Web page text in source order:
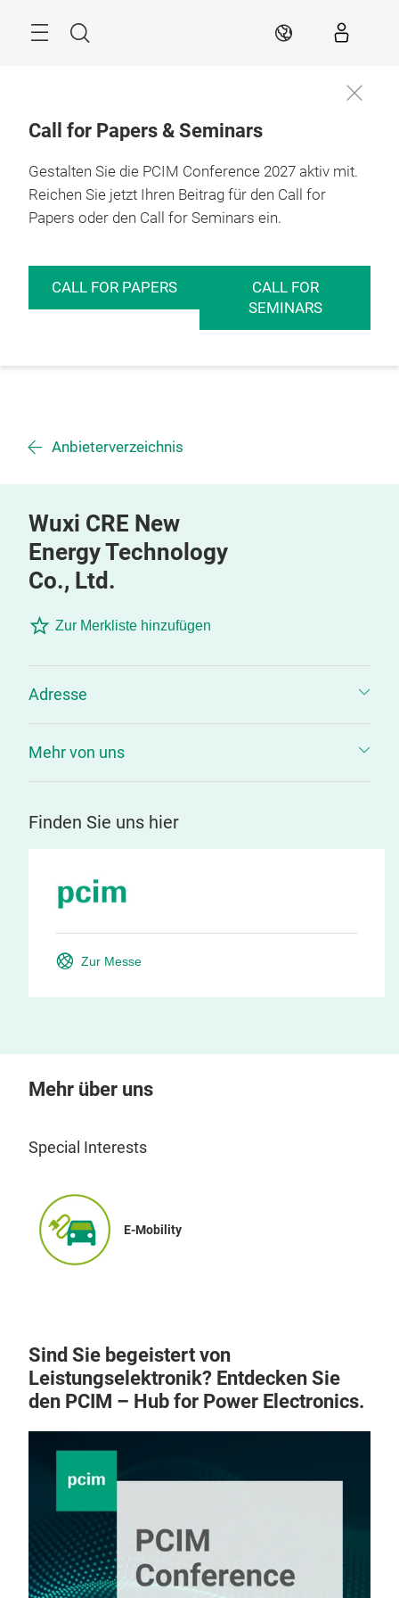
Suche DE
Call for Papers & Seminars
Gestalten Sie die PCIM Conference 2027 aktiv mit.
Reichen Sie jetzt Ihren Beitrag für den Call for
Papers oder den Call for Seminars ein.
CALL FOR PAPERS
CALL FOR
SEMINARS
Anbieterverzeichnis
Wuxi CRE New
Energy Technology
Co., Ltd.
Zur Merkliste hinzufügen
Adresse
Mehr von uns
Finden Sie uns hier
Zur Messe
Mehr über uns
Special Interests
E-Mobility
Sind Sie begeistert von
Leistungselektronik? Entdecken Sie
den PCIM – Hub for Power Electronics.